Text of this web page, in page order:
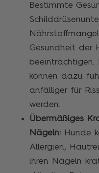
Bestimmte
Gesundheit der
beeinträchtigen.
können dazu
anfälliger für
werden.
Übermäßiges
Nägeln: Hunde
Allergien,
ihren Nägeln